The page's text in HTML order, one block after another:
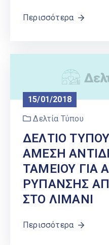
Περισσότερα
15/01/2018
Δελτία Τύπου
ΔΕΛΤΙΟ
ΑΜΕΣΗ
ΤΑΜΕΙΟΥ ΓΙΑ
ΡΥΠΑΝΣΗΣ
ΣΤΟ ΛΙΜΑΝΙ
Περισσότερα